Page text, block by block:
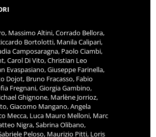
Massimo Altini, Corrado Bellora,
Bortolotti, Manila Calipari,
Camposaragna, Paolo Ciambi,
Carol Di Vito, Christian Leo
Evaspasiano, Giuseppe Farinella,
Dojot, Bruno Fracasso, Fabio
Fregnani, Giorgia Gambino,
Ghignone, Marlène Jorrioz,
Giacomo Mangano, Angela
Mecca, Luca Mauro Melloni, Marc
Nigra, Sabrina Olibano,
Peloso, Maurizio Pitti, Loris